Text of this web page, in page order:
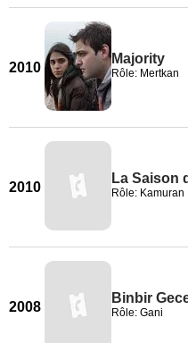
2010
Majority
Rôle: Mertkan
2010
La Saison
Rôle: Kamuran
2008
Binbir
Rôle: Gani